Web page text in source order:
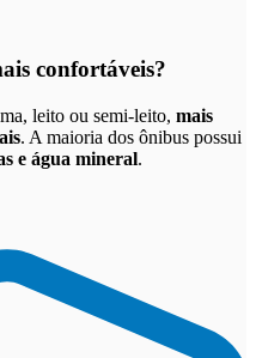
confortáveis?
leito ou semi-leito, mais
. A maioria dos ônibus possui
e água mineral.